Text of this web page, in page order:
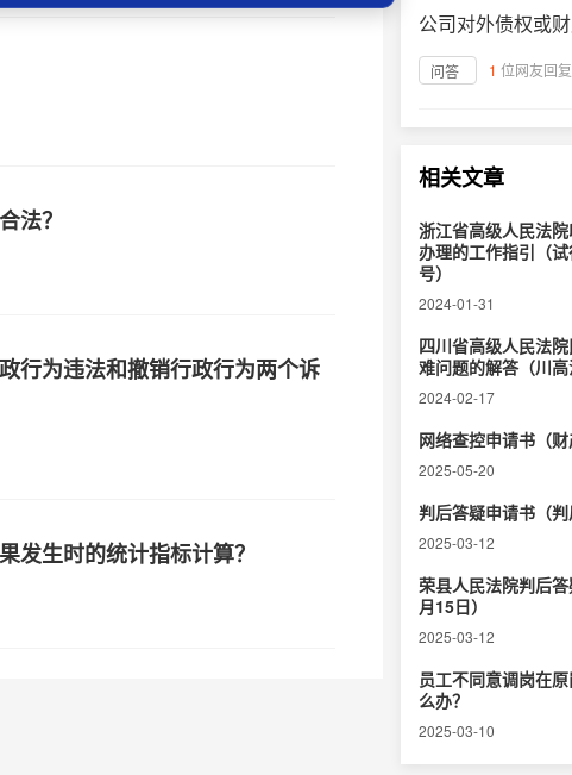
法？
行为违法和撤销行政行为两个诉
发生时的统计指标计算？
公司对外债权或
问答 1 位网友回复
相关文章
浙江省高级人民法
办理的工作指引（
号）
2024-01-31
四川省高级人民法
难问题的解答（川高
2024-02-17
网络查控申请书（财
2025-05-20
判后答疑申请书（判
2025-03-12
荣县人民法院判后
月15日）
2025-03-12
员工不同意调岗在
么办？
2025-03-10